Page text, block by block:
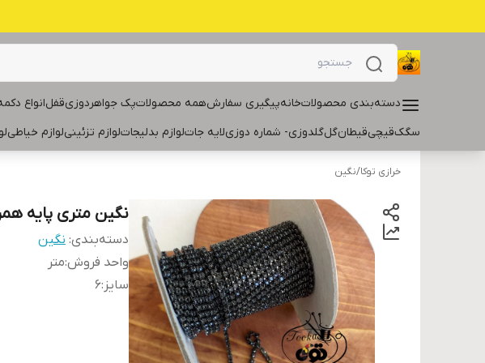
دسته‌بندی محصولاتخانهپیگیری سفارشهمه محصولاتپک جواهردوزیقفلانواع
سگکقیچیقیطانگلگلدوزی- شماره دوزیلایه جاتلوازم بدلیجاتلوازم تزئینیلوازم خیاطی
خرازی توکا/نگین
نگین متری پایه
دسته‌بندی: نگین
واحد فروش:متر
سایز :۶